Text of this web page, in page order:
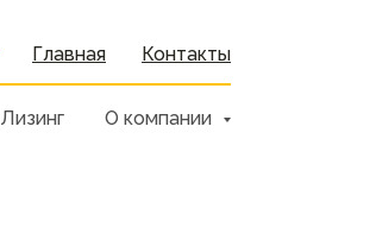
Контакты
Главная
Лизинг О компании